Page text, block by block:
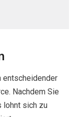
entscheidender
Nachdem Sie
lohnt sich zu